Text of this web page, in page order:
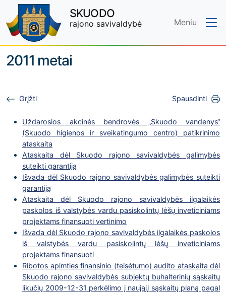
Skip to main content
SKUODO
rajono savivaldybė Meniu
2011 metai
Grįžti Spausdinti
Uždarosios akcinės bendrovės „Skuodo vandenys“
(Skuodo higienos ir sveikatingumo centro) patikrinimo
ataskaita
Ataskaita dėl Skuodo rajono savivaldybės galimybės
suteikti garantiją
Išvada dėl Skuodo rajono savivaldybės galimybės suteikti
garantiją
Ataskaita dėl Skuodo rajono savivaldybės ilgalaikės
paskolos iš valstybės vardu pasiskolintų lėšų inveticiniams
projektams finansuoti vertinimo
Išvada dėl Skuodo rajono savivaldybės ilgalaikės paskolos
iš valstybės vardu pasiskolintų lėšų inveticiniams
projektams finansuoti
Ribotos apimties finansinio (teisėtumo) audito ataskaita dėl
Skuodo rajono savivaldybės subjektų buhalterinių sąskaitų
likučių 2009-12-31 perkėlimo į naująjį sąskaitų planą pagal